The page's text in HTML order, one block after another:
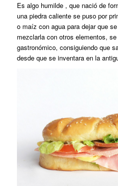
Es algo humilde , que nació de
una piedra caliente se puso por
o maíz con agua para dejar que
mezclarla con otros elementos,
gastronómico, consiguiendo que
desde que se inventara en la